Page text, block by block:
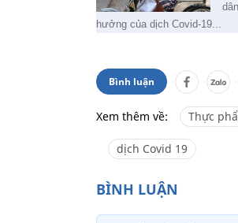
hưởng của dịch Covid-19...
Bình luận
Xem thêm về: Thực
dịch Covid 19